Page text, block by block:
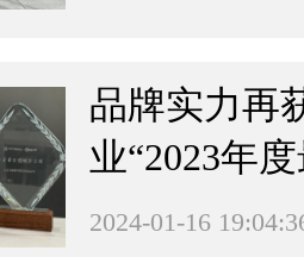
品牌实力再
业“2023年
2024-01-16